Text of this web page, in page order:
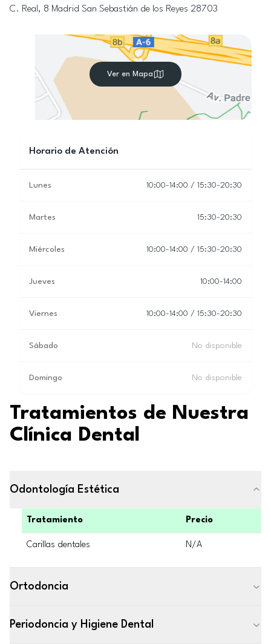
C. Real, 8 Madrid San Sebastián de los Reyes 28703
Ver en Mapa
Horario de Atención
Lunes 10:00-14:00 / 15:30-20:30
Martes 15:30-20:30
Miércoles 10:00-14:00 / 15:30-20:30
Jueves 10:00-14:00
Viernes 10:00-14:00 / 15:30-20:30
Sábado No disponible
Domingo No disponible
Tratamientos de Nuestra
Clínica Dental
Odontología Estética
Tratamiento Precio
Carillas dentales N/A
Ortodoncia
Periodoncia y Higiene Dental